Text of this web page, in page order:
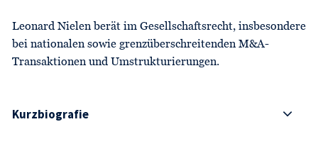
Leonard Nielen berät im Gesellschaftsrecht, insbesondere
bei nationalen sowie grenzüberschreitenden M&A-
Transaktionen und Umstrukturierungen.
Kurzbiografie